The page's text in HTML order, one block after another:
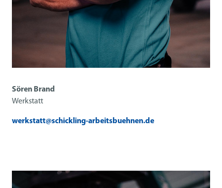
Sören Brand
Werkstatt
werkstatt@schickling-arbeitsbuehnen.de